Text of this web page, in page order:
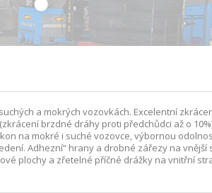
a mokrých vozovkách. Excelentní
brzdné dráhy proti předchůdci až o
na mokré i suché vozovce, výbornou
Adhezní“ hrany a drobné zářezy na vnější
plochy a zřetelné příčné drážky na vnitřní